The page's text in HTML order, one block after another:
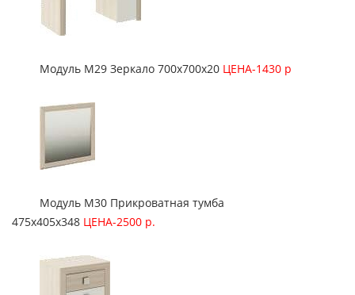
Модуль М29 Зеркало 700х700х20 ЦЕНА-1430 р
Модуль М30 Прикроватная тумба
475х405х348 ЦЕНА-2500 р.